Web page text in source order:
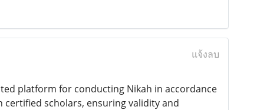
แจ้งลบ
platform for conducting Nikah in accordance
scholars, ensuring validity and